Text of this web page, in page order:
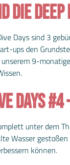
DIE
Days sind 3
ups den
9-
DAYS
unter dem
Wasser
können.